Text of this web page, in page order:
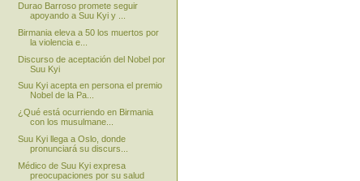
Durao Barroso promete seguir
apoyando a Suu Kyi y ...
Birmania eleva a 50 los muertos por
la violencia e...
Discurso de aceptación del Nobel por
Suu Kyi
Suu Kyi acepta en persona el premio
Nobel de la Pa...
¿Qué está ocurriendo en Birmania
con los musulmane...
Suu Kyi llega a Oslo, donde
pronunciará su discurs...
Médico de Suu Kyi expresa
preocupaciones por su salud